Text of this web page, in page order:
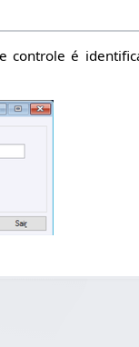
controle é